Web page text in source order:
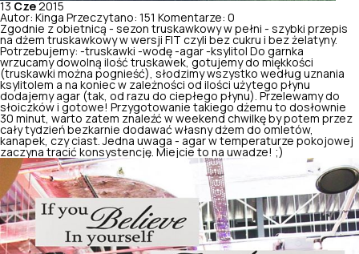
13 Cze 2015
Autor: Kinga Przeczytano: 151 Komentarze: 0
Zgodnie z obietnicą - sezon truskawkowy w pełni - szybki przepis
na dżem truskawkowy w wersji FIT czyli bez cukru i bez żelatyny.
Potrzebujemy: -truskawki -wodę -agar -ksylitol Do garnka
wrzucamy dowolną ilość truskawek, gotujemy do miękkości
(truskawki można pognieść), słodzimy wszystko według uznania
ksylitolem a na koniec w zależności od ilości użytego płynu
dodajemy agar (tak, od razu do ciepłego płynu). Przelewamy do
słoiczków i gotowe! Przygotowanie takiego dżemu to dosłownie
30 minut, warto zatem znaleźć w weekend chwilkę by potem przez
cały tydzień bezkarnie dodawać własny dżem do omletów,
kanapek, czy ciast. Jedna uwaga - agar w temperaturze pokojowej
zaczyna tracić konsystencję. Miejcie to na uwadze! ;)